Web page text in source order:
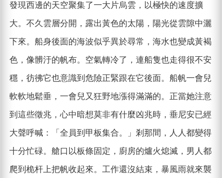
發現西邊的天空聚集了一大片烏雲，以極快的速度擴
大。不久雲層分開，露出黃色的太陽，陽光從雲隙中灑
下來。船身後面的海波似乎異於尋常，海水也變成黃褐
色，像髒汙的帆布。空氣轉冷了，連船隻也走得很不安
穩，彷彿它也意識到危險正緊跟在它後面。船帆一會兒
軟軟地鬆垂，一會兒又狂野地漲得滿滿的。正當她注意
到這些徵兆，心中暗想莫非有什麼凶兆時，垂尼安已經
大聲呼喊：「全員到甲板集合。」剎那間，人人都變得
十分忙碌。艙口以板條固定，廚房的爐火熄滅，男人都
爬到桅杆上把帆收起來。工作還沒結束，暴風雨就來襲